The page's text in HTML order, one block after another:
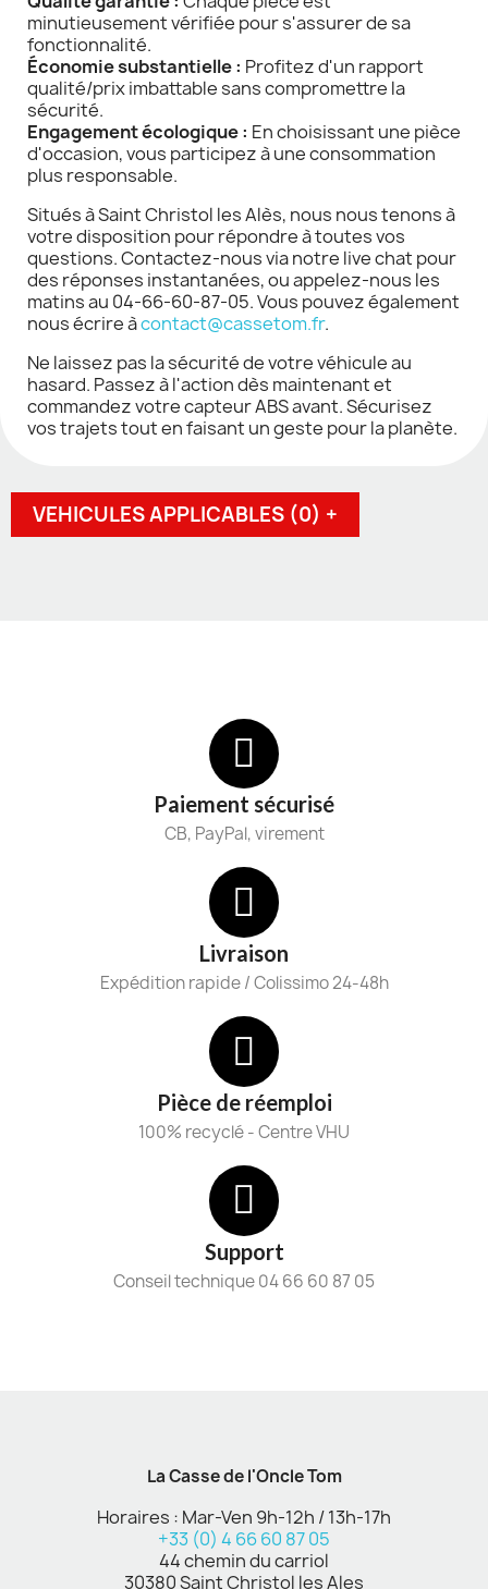
minutieusement vérifiée pour s'assurer de sa
fonctionnalité.
Économie substantielle : Profitez d'un rapport
qualité/prix imbattable sans compromettre la
sécurité.
Engagement écologique : En choisissant une pièce
d'occasion, vous participez à une consommation
plus responsable.
Situés à Saint Christol les Alès, nous nous tenons à
votre disposition pour répondre à toutes vos
questions. Contactez-nous via notre live chat pour
des réponses instantanées, ou appelez-nous les
matins au 04-66-60-87-05. Vous pouvez également
nous écrire àcontact@cassetom.fr.
Ne laissez pas la sécurité de votre véhicule au
hasard. Passez à l'action dès maintenant et
commandez votre capteur ABS avant. Sécurisez
vos trajets tout en faisant un geste pour la planète.
VEHICULES APPLICABLES (0) +
Paiement sécurisé
CB, PayPal, virement
Livraison
Expédition rapide / Colissimo 24-48h
Pièce de réemploi
100% recyclé - Centre VHU
Support
Conseil technique 04 66 60 87 05
La Casse de l'Oncle Tom
Horaires : Mar-Ven 9h-12h / 13h-17h
+33 (0) 4 66 60 87 05
44 chemin du carriol
30380 Saint Christol les Ales